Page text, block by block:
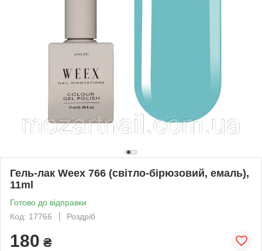
Гель-лак Weex 766 (світло-бірюзовий, емаль),
11ml
Готово до відправки
Код: 17766
Роздріб
180 ₴